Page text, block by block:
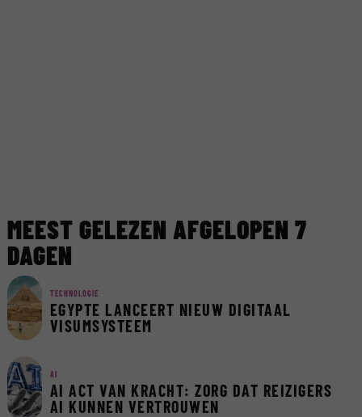
MEEST GELEZEN AFGELOPEN 7
DAGEN
TECHNOLOGIE
EGYPTE LANCEERT NIEUW DIGITAAL
VISUMSYSTEEM
AI
AI ACT VAN KRACHT: ZORG DAT REIZIGERS
AI KUNNEN VERTROUWEN